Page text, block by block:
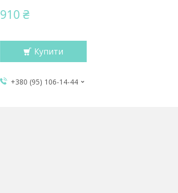
910 ₴
Купити
+380 (95) 106-14-44